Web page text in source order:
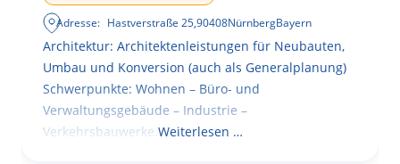
Adresse: Hastverstraße 25,90408NürnbergBayern
Architektur: Architektenleistungen für Neubauten,
Umbau und Konversion (auch als Generalplanung)
Schwerpunkte: Wohnen – Büro- und
Verwaltungsgebäude – Industrie –
Verkehrsbauwerke. Weiterlesen …